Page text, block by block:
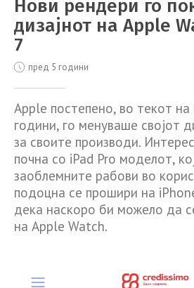
Нови рендери го
дизајнот на Apple
7
пред 5 години
Apple постепено, во текот
години, го менуваше својот
за своите производи.
почна со iPad Pro моделот,
заоблемните рабови во
подоцна се прошири на
дека наскоро би можело да
на Apple Watch.